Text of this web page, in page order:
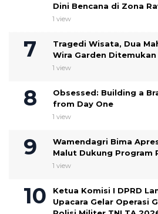
Dini Bencana di Zona
1 view
Tragedi Wisata, Dua
Wira Garden
1 view
Obsessed: Building a
from Day One
1 view
Wamendagri Bima
Malut Dukung Program
1 view
Ketua Komisi I DPRD
Upacara Gelar Operasi